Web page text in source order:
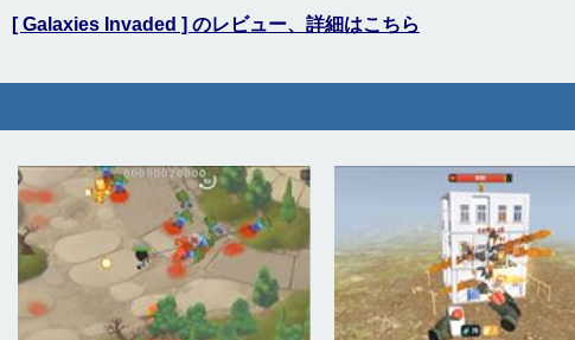
[ Galaxies Invaded ] のレビュー、詳細はこちら